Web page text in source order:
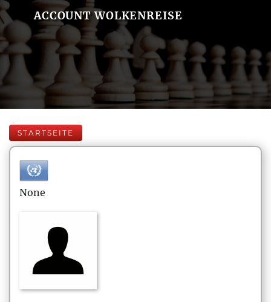
ACCOUNT WOLKENREISE
STARTSEITE
None